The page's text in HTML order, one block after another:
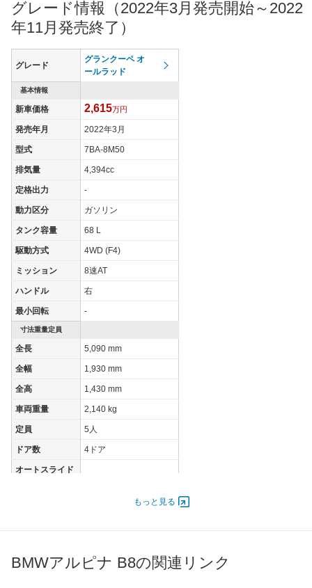
グレード情報（2022年3月発売開始～2022
年11月発売終了）
グレード
グランクーペ オ
ールラッド
基本情報
新車価格 2,615万円
発売年月 2022年3月
型式 7BA-8M50
排気量 4,394cc
定格出力 -
動力区分 ガソリン
タンク容量 68 L
駆動方式 4WD (F4)
ミッション 8速AT
ハンドル 右
最小回転 -
寸法重量定員
全長 5,090 mm
全幅 1,930 mm
全高 1,430 mm
車両重量 2,140 kg
定員 5人
ドア数 4ドア
オートスライド
過給機 TB
もっと見る
BMWアルピナ B8の関連リンク